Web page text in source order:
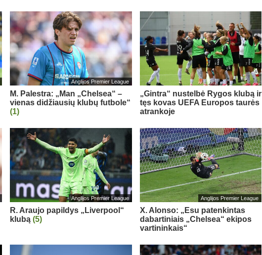
Anglijos Premier League
M. Palestra: „Man „Chelsea“ –
vienas didžiausių klubų futbole“
(1)
„Gintra“ nustelbė Rygos klubą ir
tęs kovas UEFA Europos taurės
atrankoje
Anglijos Premier League
R. Araujo papildys „Liverpool“
klubą(5)
Anglijos Premier League
X. Alonso: „Esu patenkintas
dabartiniais „Chelsea“ ekipos
vartininkais“